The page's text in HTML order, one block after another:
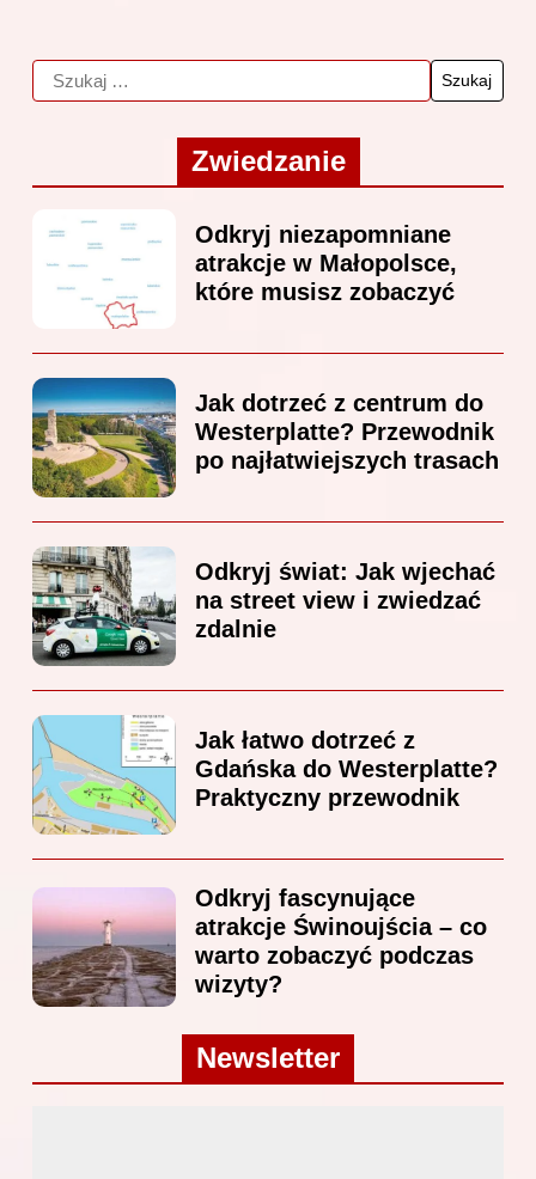
Zwiedzanie
Odkryj niezapomniane
atrakcje w Małopolsce,
które musisz zobaczyć
Jak dotrzeć z centrum do
Westerplatte? Przewodnik
po najłatwiejszych trasach
Odkryj świat: Jak wjechać
na street view i zwiedzać
zdalnie
Jak łatwo dotrzeć z
Gdańska do Westerplatte?
Praktyczny przewodnik
Odkryj fascynujące
atrakcje Świnoujścia – co
warto zobaczyć podczas
wizyty?
Newsletter